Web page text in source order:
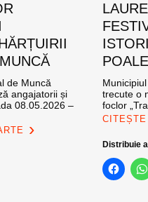
de Muncă
angajatorii și
08.05.2026 –
trecute o
foclor
Distribuie